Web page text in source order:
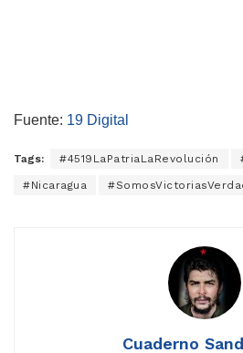
Fuente: 19 Digital
Tags: #4519LaPatriaLaRevolución
#Nicaragua
Cuaderno